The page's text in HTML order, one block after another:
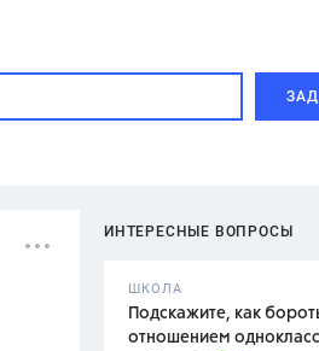
ИНТЕРЕСНЫЕ ВОПРОСЫ
ШКОЛА
Подскажите, как
отношением